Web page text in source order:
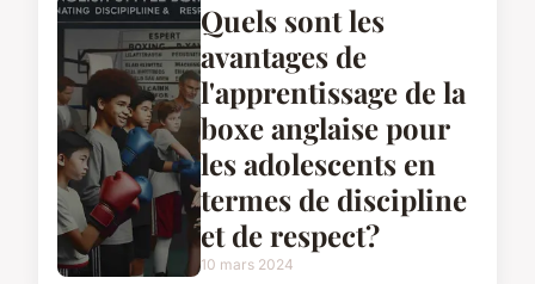
Quels sont les
avantages de
l'apprentissage de la
boxe anglaise pour
les adolescents en
termes de discipline
et de respect?
10 mars 2024